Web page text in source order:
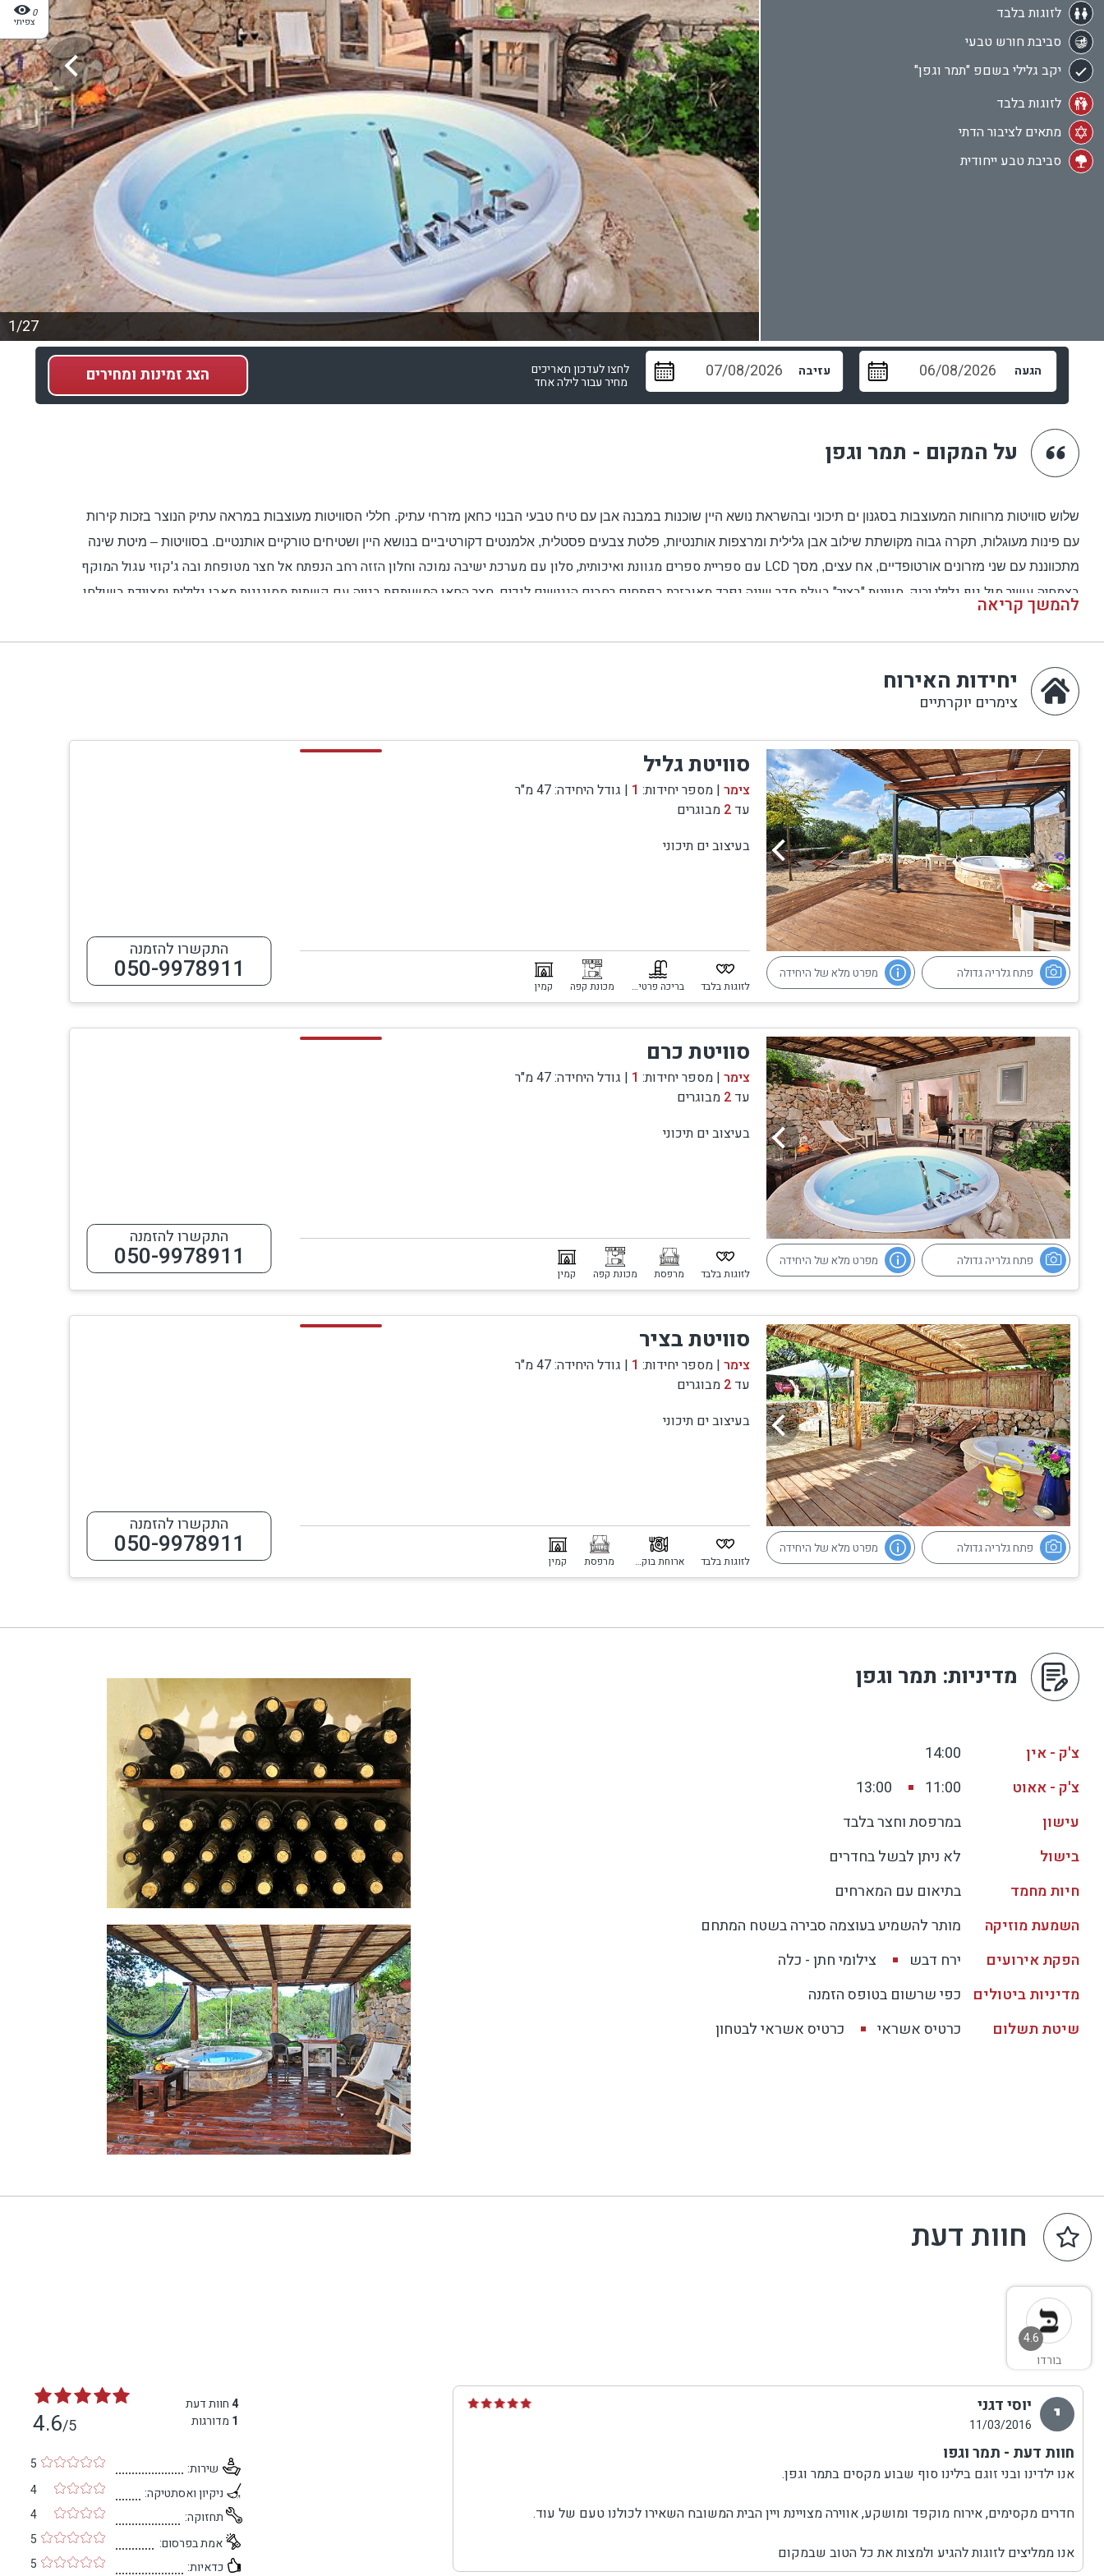
0
צפיתי
1/27
לזוגות בלבד
סביבת חורש טבעי
יקב גלילי בשםפ "תמר וגפן"
לזוגות בלבד
מתאים לציבור הדתי
סביבת טבע ייחודית
הגעה עזיבה לחצו לעדכון תאריכים
מחיר עבור לילה אחד הצגזמינות ומחירים
על המקום - תמר וגפן
שלוש סוויטות מרווחות המעוצבות בסגנון ים תיכוני ובהשראת נושא היין שוכנות במבנה אבן עם טיח טבעי הבנוי כחאן מזרחי עתיק. חללי הסוויטות מעוצבות במראה עתיק הנוצר בזכות קירות
עם פינות מעוגלות, תקרה גבוה מקושתת שילוב אבן גלילית ומרצפות אותנטיות, פלטת צבעים פסטלית, אלמנטים דקורטיביים בנושא היין ושטיחים טורקיים אותנטיים. בסוויטות – מיטת שינה
מתכווננת עם שני מזרונים אורטופדיים, אח עצים, מסך LCD עם ספריית ספרים מגוונת ואיכותית, סלון עם מערכת ישיבה נמוכה וחלון הזזה רחב הנפתח אל חצר מטופחת ובה ג'קוזי עגול המוקף
בצמחיה עשיר מול נוף גלילי ירוק. סוויטת "בציר" בעלת חדר שינה נפרד מאובזרת בפתחים רחבים הנגישים לנכים. חצר החאן המשותפת בנויה עם קשתות מסוגננות מאבן גלילית ומצוידת בשולחן
אבירים רחב, בריכה דקורטיבית וסככות גפנים. במתחם – מרתף יינות בוטיק מהיקב המשפחתי. לרשות האורחים - רשימת כיבודים עשירה במיוחד, הכוללת עוגיות, עוגות ושוקולדים תוצרת בית,
בקבוק יין מיקב משפחתיים, סלסלת פירות טריים, פירות יבשים ועוד..
להמשך קריאה
יחידות האירוח
צימרים יוקרתיים
סוויטת גליל
צימר | מספר יחידות: 1 | גודל היחידה: 47 מ"ר
עד 2 מבוגרים
בעיצוב ים תיכוני
התקשרו להזמנה
050-9978911 מפרט מלא של היחידה
לזוגות בלבד בריכה פרטית מחוממת ומקורה מכונת קפה קמין
סוויטת כרם
צימר | מספר יחידות: 1 | גודל היחידה: 47 מ"ר
עד 2 מבוגרים
בעיצוב ים תיכוני
התקשרו להזמנה
050-9978911 מפרט מלא של היחידה
לזוגות בלבד מרפסת מכונת קפה קמין
סוויטת בציר
צימר | מספר יחידות: 1 | גודל היחידה: 47 מ"ר
עד 2 מבוגרים
בעיצוב ים תיכוני
התקשרו להזמנה
050-9978911 מפרט מלא של היחידה
לזוגות בלבד ארוחת בוקר כלולה מרפסת קמין
מדיניות: תמר וגפן
צ'ק - אין
14:00
צ'ק - אאוט
11:00
13:00
עישון
במרפסת וחצר בלבד
בישול
לא ניתן לבשל בחדרים
חיות מחמד
בתיאום עם המארחים
השמעת מוזיקה
מותר להשמיע בעוצמה סבירה בשטח המתחם
הפקת אירועים
ירח דבש
צילומי חתן - כלה
מדיניות ביטולים
כפי שרשום בטופס הזמנה
שיטת תשלום
כרטיס אשראי כרטיס אשראי לבטחון
חוות דעת
4.6
בורדו
י יוסי דגני
11/03/2016
חוות דעת - תמר וגפו
אנו ילדינו ובני זוגם בילינו סוף שבוע מקסים בתמר וגפן.
חדרים מקסימים, אירוח מוקפד ומושקע, אווירה מצויינת ויין הבית המשובח השאירו לכולנו טעם של עוד.
אנו ממליצים לזוגות להגיע ולמצות את כל הטוב שבמקום
4 חוות דעת
1 מדורגות 4.6/5
שירות:
5
ניקיון ואסתטיקה:
4
תחזוקה:
4
אמת בפרסום:
5
כדאיות:
5